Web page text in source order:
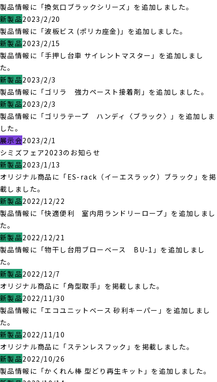
製品情報に「換気口ブラックシリーズ」を追加しました。
新製品2023/2/20
製品情報に「波板ビス (ポリカ座金)」を追加しました。
新製品2023/2/15
製品情報に「手押し台車 サイレントマスター」を追加しまし
た。
新製品2023/2/3
製品情報に「ゴリラ 強力ペースト接着剤」を追加しました。
新製品2023/2/3
製品情報に「ゴリラテープ ハンディ〈ブラック〉」を追加しま
した。
展示会2023/2/1
シミズフェア2023のお知らせ
新製品2023/1/13
オリジナル商品に「ES-rack（イーエスラック）ブラック」を掲
載しました。
新製品2022/12/22
製品情報に「快適便利 室内用ランドリーロープ」を追加しまし
た。
新製品2022/12/21
製品情報に「物干し台用ブローベース BU-1」を追加しまし
た。
新製品2022/12/7
オリジナル商品に「角型取手」を掲載しました。
新製品2022/11/30
製品情報に「エコユニットベース 砂利キーパー」を追加しまし
た。
新製品2022/11/10
オリジナル商品に「ステンレスフック」を掲載しました。
新製品2022/10/26
製品情報に「かくれん棒 型どり再生キット」を追加しました。